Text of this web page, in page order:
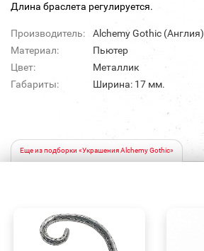
Длина браслета регулируется.
Производитель:
Alchemy Gothic (Англия)
Материал:
Пьютер
Цвет:
Металлик
Габариты:
Ширина: 17 мм.
Еще из подборки «Украшения Alchemy Gothic»